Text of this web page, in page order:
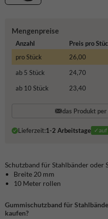
Mengenpreise
Anzahl Preis pro
pro Stück
26,00
ab 5 Stück
24,70
ab 10 Stück
23,40
das Produkt
Lieferzeit:1-2 Arbeitstage ✓auf
Schutzband für Stahlbänder oder
Breite 20 mm
10 Meter rollen
Gummischutzband für
kaufen?